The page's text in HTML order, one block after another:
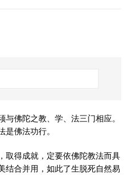
佛陀之教、学、法三门相应。
佛法功行。
取得成就，定要依佛陀教法而具
结合并用，如此了生脱死自然易